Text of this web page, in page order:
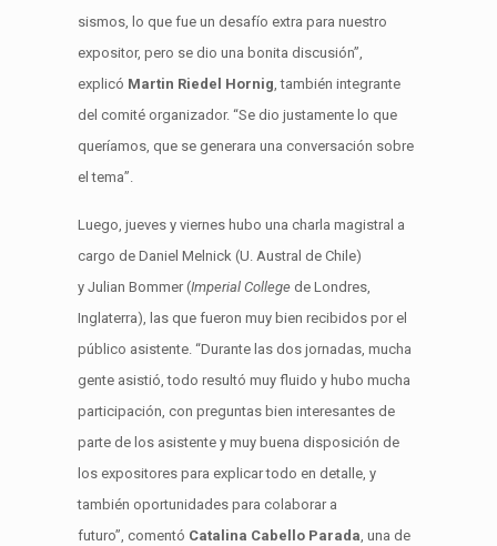
sismos, lo que fue un desafío extra para nuestro
expositor, pero se dio una bonita discusión”,
explicó Martin Riedel Hornig , también integrante
del comité organizador. “Se dio justamente lo que
queríamos, que se generara una conversación sobre
el tema”.
Luego, jueves y viernes hubo una charla magistral a
cargo de Daniel Melnick (U. Austral de Chile)
y Julian Bommer (Imperial Collegede Londres,
Inglaterra), las que fueron muy bien recibidos por el
público asistente. “Durante las dos jornadas, mucha
gente asistió, todo resultó muy fluido y hubo mucha
participación, con preguntas bien interesantes de
parte de los asistente y muy buena disposición de
los expositores para explicar todo en detalle, y
también oportunidades para colaborar a
futuro”, comentó Catalina Cabello Parada , una de